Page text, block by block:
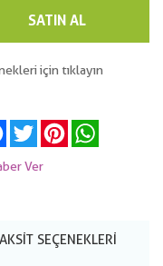
SATIN AL
için tıklayın
Facebook
Twitter Pinterest
Ver
SEÇENEKLERI